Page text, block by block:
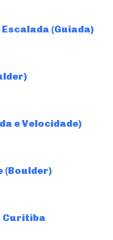
(Guiada)
e Velocidade)
(Boulder)
Curitiba